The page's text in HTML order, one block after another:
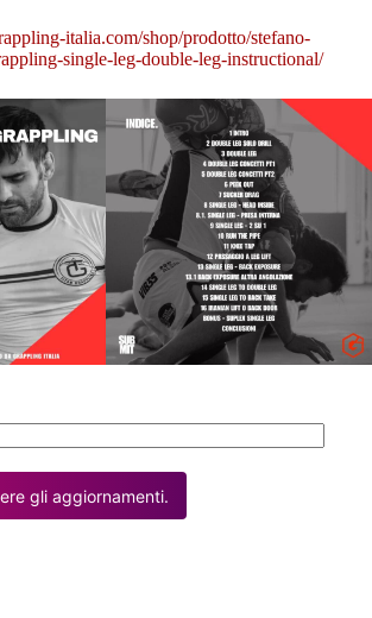
italia.com/shop/prodotto/stefano-
single-leg-double-leg-instructional/
gli aggiornamenti.